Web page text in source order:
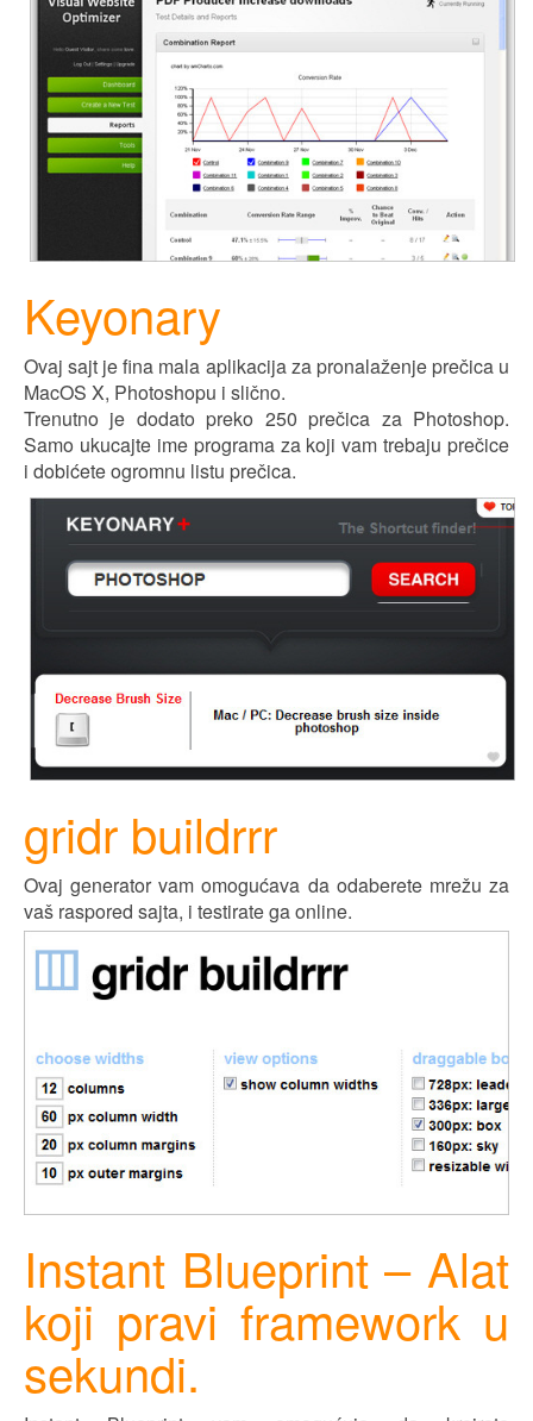
Keyonary
Ovaj sajt je fina mala aplikacija za pronalaženje prečica u
MacOS X, Photoshopu i slično.
Trenutno je dodato preko 250 prečica za Photoshop.
Samo ukucajte ime programa za koji vam trebaju prečice
i dobićete ogromnu listu prečica.
gridr buildrrr
Ovaj generator vam omogućava da odaberete mrežu za
vaš raspored sajta, i testirate ga online.
Instant Blueprint – Alat
koji pravi framework u
sekundi.